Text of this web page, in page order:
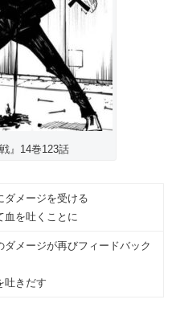
』14巻123話
ダメージを受ける
血を吐くことに
ダメージが再びフィードバック
吐きだす